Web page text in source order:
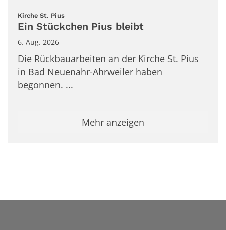
Kirche St. Pius:
Ein Stückchen Pius bleibt
6. Aug. 2026
Die Rückbauarbeiten an der Kirche St. Pius
in Bad Neuenahr-Ahrweiler haben
begonnen. ...
Mehr anzeigen